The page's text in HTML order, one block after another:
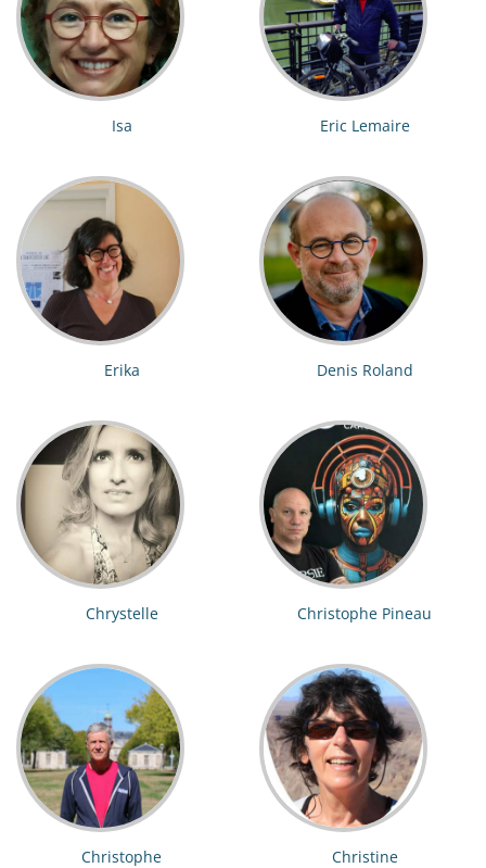
Isa Eric Lemaire
Erika Denis Roland
Chrystelle Christophe Pineau
Christophe Christine